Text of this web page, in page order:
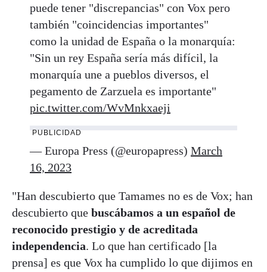
puede tener "discrepancias" con Vox pero
también "coincidencias importantes"
como la unidad de España o la monarquía:
"Sin un rey España sería más difícil, la
monarquía une a pueblos diversos, el
pegamento de Zarzuela es importante"
pic.twitter.com/WvMnkxaeji
PUBLICIDAD
— Europa Press (@europapress) March
16, 2023
"Han descubierto que Tamames no es de Vox; han
descubierto que buscábamos a un español de
reconocido prestigio y de acreditada
independencia. Lo que han certificado [la
prensa] es que Vox ha cumplido lo que dijimos en